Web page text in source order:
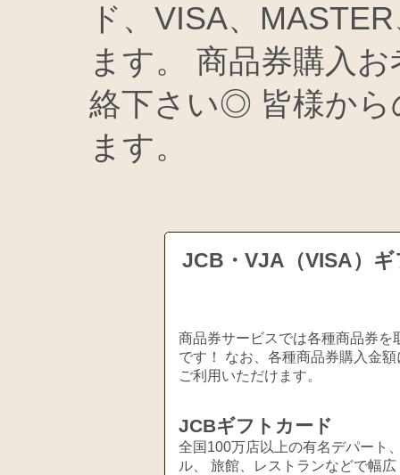
ド、VISA、
ます。 商品券購入
絡下さい◎ 皆様から
ます。
JCB・VJA（VISA）
商品券サービスでは各種商品券
です！ なお、各種商品券購入金
ご利用いただけます。
JCBギフトカード
全国100万店以上の有名デパート
ル、 旅館、レストランなどで幅